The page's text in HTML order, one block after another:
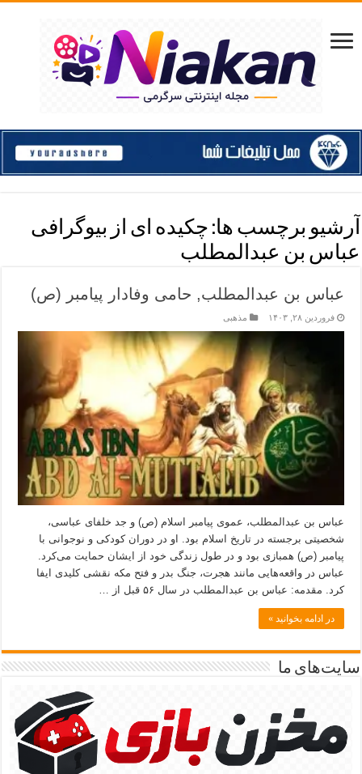
آرشیو برچسب ها: چکیده ای از بیوگرافی
عباس بن عبدالمطلب
عباس بن عبدالمطلب, حامی وفادار پیامبر (ص)
فروردین ۲۸, ۱۴۰۳ مذهبی
عباس بن عبدالمطلب، عموی پیامبر اسلام (ص) و جد خلفای عباسی،
شخصیتی برجسته در تاریخ اسلام بود. او در دوران کودکی و نوجوانی با
پیامبر (ص) همبازی بود و در طول زندگی خود از ایشان حمایت می‌کرد.
عباس در واقعه‌هایی مانند هجرت، جنگ بدر و فتح مکه نقشی کلیدی ایفا
کرد. مقدمه: عباس بن عبدالمطلب در سال ۵۶ قبل از …
در ادامه بخوانید »
سایت‌های ما